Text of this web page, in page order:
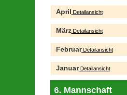
April Detailansicht
MärzDetailansicht
FebruarDetailansicht
JanuarDetailansicht
6. Mannschaft